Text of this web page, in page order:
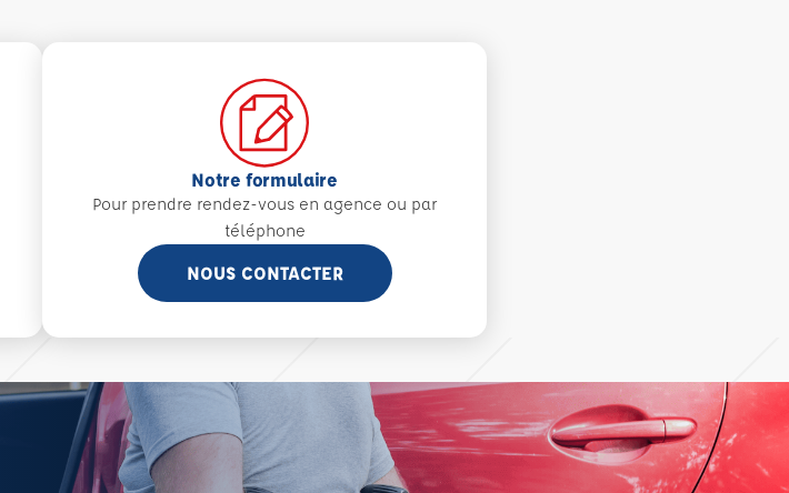
Notre formulaire
Pour prendre rendez-vous en agence ou par
téléphone
NOUS CONTACTER